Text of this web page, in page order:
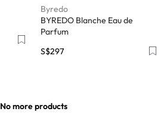
Byredo
BYREDO Blanche Eau de
Parfum
S$297
No more products